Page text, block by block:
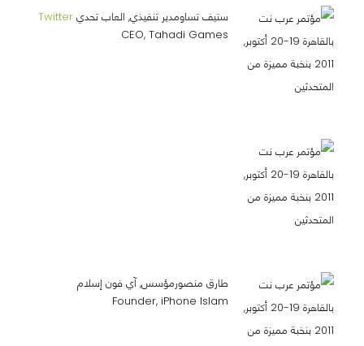
ستيف تساومدير تنفيذي, العاب تحدي Twitter
CEO, Tahadi Games
طارق منصورمؤسس, آي فون إسلام
Founder, iPhone Islam